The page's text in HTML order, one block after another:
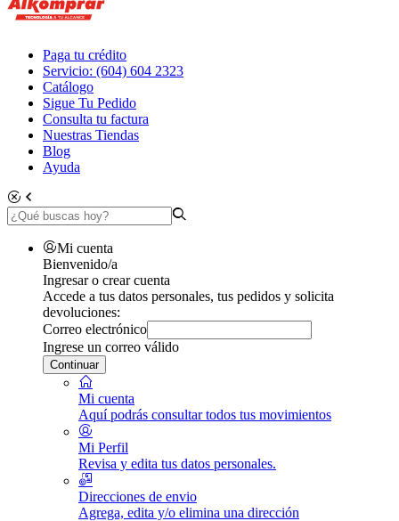
Paga tu crédito
Servicio: (604) 604 2323
Catálogo
Sigue Tu Pedido
Consulta tu factura
Nuestras Tiendas
Blog
Ayuda
Mi cuenta
Bienvenido/a
Ingresar o crear cuenta
Accede a tus datos personales, tus pedidos y solicita
devoluciones:
Correo electrónico
Ingrese un correo válido
Continuar
Mi cuenta
Aquí podrás consultar todos tus movimientos
Mi Perfil
Revisa y edita tus datos personales.
Direcciones de envio
Agrega, edita y/o elimina una dirección